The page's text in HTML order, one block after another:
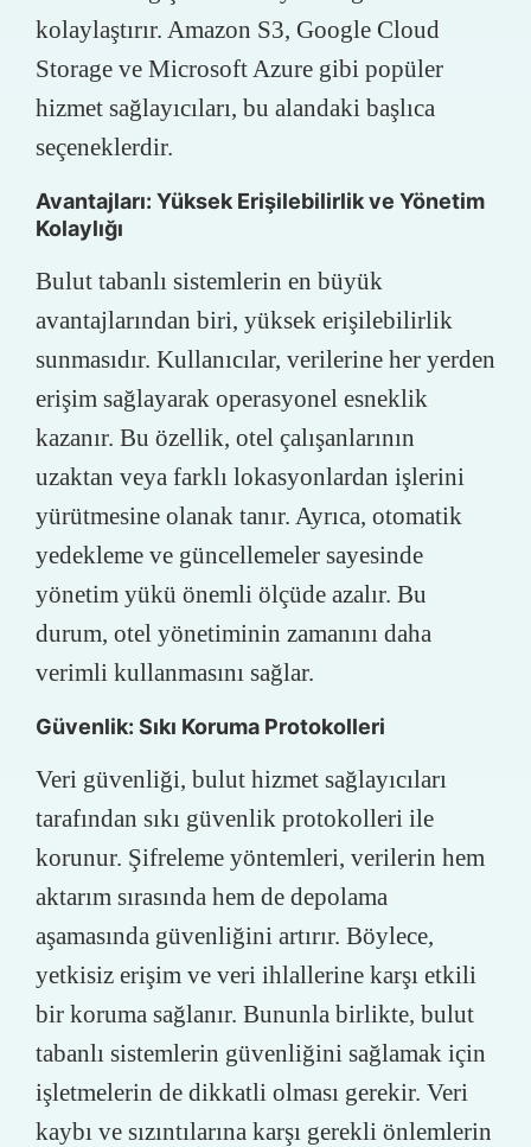
kolaylaştırır. Amazon S3, Google Cloud
Storage ve Microsoft Azure gibi popüler
hizmet sağlayıcıları, bu alandaki başlıca
seçeneklerdir.
Avantajları: Yüksek Erişilebilirlik ve Yönetim
Kolaylığı
Bulut tabanlı sistemlerin en büyük
avantajlarından biri, yüksek erişilebilirlik
sunmasıdır. Kullanıcılar, verilerine her yerden
erişim sağlayarak operasyonel esneklik
kazanır. Bu özellik, otel çalışanlarının
uzaktan veya farklı lokasyonlardan işlerini
yürütmesine olanak tanır. Ayrıca, otomatik
yedekleme ve güncellemeler sayesinde
yönetim yükü önemli ölçüde azalır. Bu
durum, otel yönetiminin zamanını daha
verimli kullanmasını sağlar.
Güvenlik: Sıkı Koruma Protokolleri
Veri güvenliği, bulut hizmet sağlayıcıları
tarafından sıkı güvenlik protokolleri ile
korunur. Şifreleme yöntemleri, verilerin hem
aktarım sırasında hem de depolama
aşamasında güvenliğini artırır. Böylece,
yetkisiz erişim ve veri ihlallerine karşı etkili
bir koruma sağlanır. Bununla birlikte, bulut
tabanlı sistemlerin güvenliğini sağlamak için
işletmelerin de dikkatli olması gerekir. Veri
kaybı ve sızıntılarına karşı gerekli önlemlerin